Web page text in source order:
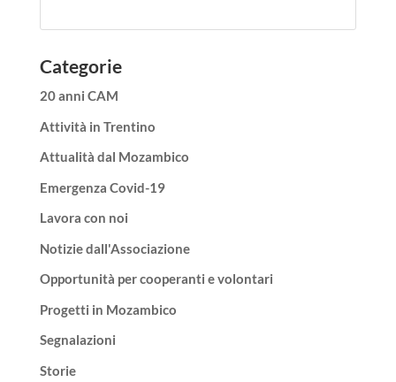
Categorie
20 anni CAM
Attività in Trentino
Attualità dal Mozambico
Emergenza Covid-19
Lavora con noi
Notizie dall'Associazione
Opportunità per cooperanti e volontari
Progetti in Mozambico
Segnalazioni
Storie